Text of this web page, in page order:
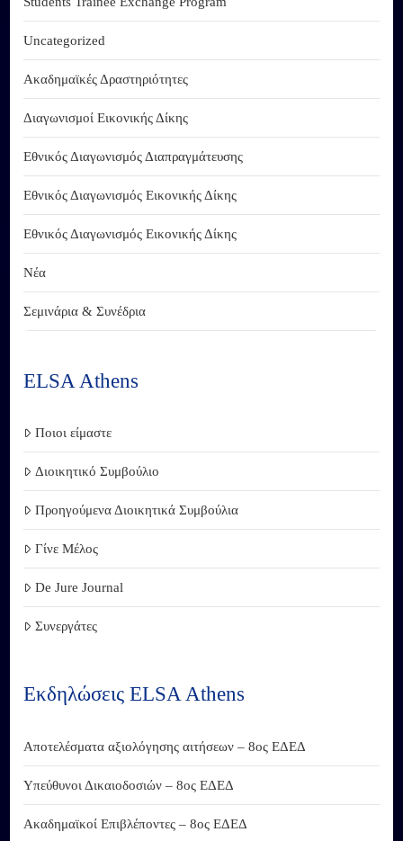
Uncategorized
Ακαδημαϊκές Δραστηριότητες
Διαγωνισμοί Εικονικής Δίκης
Εθνικός Διαγωνισμός Διαπραγμάτευσης
Εθνικός Διαγωνισμός Εικονικής Δίκης
Εθνικός Διαγωνισμός Εικονικής Δίκης
Νέα
Σεμινάρια & Συνέδρια
ELSA Athens
Ποιοι είμαστε
Διοικητικό Συμβούλιο
Προηγούμενα Διοικητικά Συμβούλια
Γίνε Μέλος
De Jure Journal
Συνεργάτες
Εκδηλώσεις ELSA Athens
Αποτελέσματα αξιολόγησης αιτήσεων – 8ος ΕΔΕΔ
Υπεύθυνοι Δικαιοδοσιών – 8ος ΕΔΕΔ
Ακαδημαϊκοί Επιβλέποντες – 8ος ΕΔΕΔ